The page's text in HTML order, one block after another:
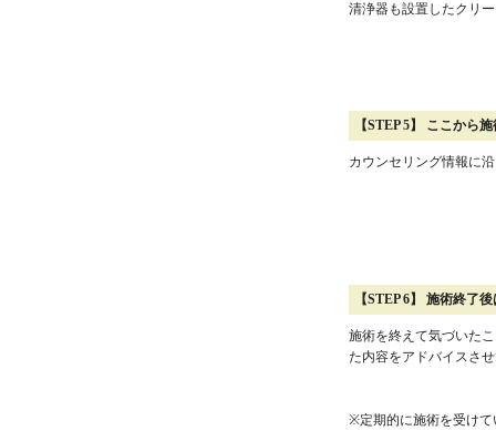
清浄器も設置したクリ
【STEP 5】 ここから
カウンセリング情報に
【STEP 6】 施術終了
施術を終えて気づいた
た内容をアドバイスさ
※定期的に施術を受けて